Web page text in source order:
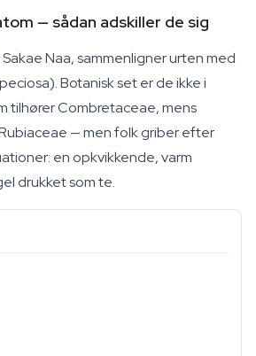
— sådan adskiller de sig
Naa, sammenligner urten med
). Botanisk set er de ikke i
tilhører Combretaceae, mens
— men folk griber efter
en opkvikkende, varm
drukket som te.